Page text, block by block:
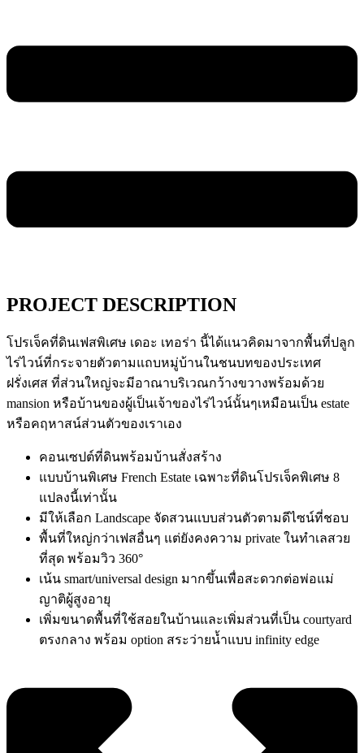
PROJECT DESCRIPTION
โปรเจ็คที่ดินเฟสพิเศษ เดอะ เทอร่า นี้ได้แนวคิดมาจากพื้นที่ปลูก
ไร่ไวน์ที่กระจายตัวตามแถบหมู่บ้านในชนบทของประเทศ
ฝรั่งเศส ที่ส่วนใหญ่จะมีอาณาบริเวณกว้างขวางพร้อมด้วย
mansion หรือบ้านของผู้เป็นเจ้าของไร่ไวน์นั้นๆเหมือนเป็น estate
หรือคฤหาสน์ส่วนตัวของเราเอง
คอนเซปต์ที่ดินพร้อมบ้านสั่งสร้าง
แบบบ้านพิเศษ French Estate เฉพาะที่ดินโปรเจ็คพิเศษ 8
แปลงนี้เท่านั้น
มีให้เลือก Landscape จัดสวนแบบส่วนตัวตามดีไซน์ที่ชอบ
พื้นที่ใหญ่กว่าเฟสอื่นๆ แต่ยังคงความ private ในทำเลสวย
ที่สุด พร้อมวิว 360°
เน้น smart/universal design มากขึ้นเพื่อสะดวกต่อพ่อแม่
ญาติผู้สูงอายุ
เพิ่มขนาดพื้นที่ใช้สอยในบ้านและเพิ่มส่วนที่เป็น courtyard
ตรงกลาง พร้อม option สระว่ายน้ำแบบ infinity edge